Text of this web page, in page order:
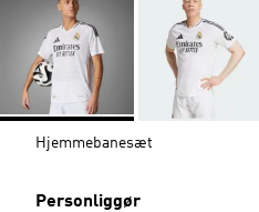
Hjemmebanesæt
Personliggør